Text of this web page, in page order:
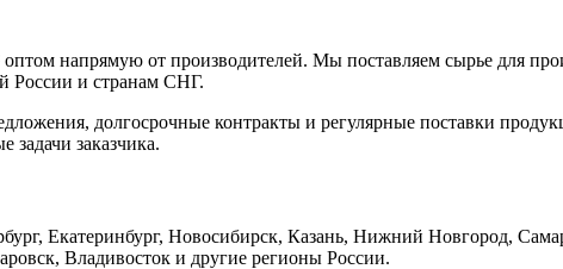
напрямую от производителей. Мы поставляем сырье для
России и странам СНГ.
долгосрочные контракты и регулярные поставки
заказчика.
Екатеринбург, Новосибирск, Казань, Нижний Новгород,
Владивосток и другие регионы России.